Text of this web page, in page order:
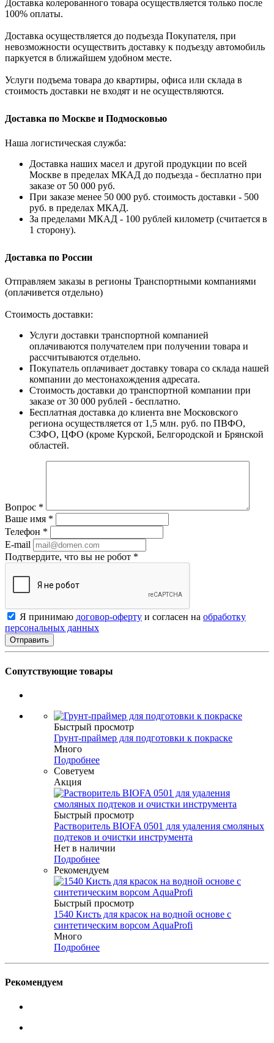
Доставка колерованного товара осуществляется только после
100% оплаты.
Доставка осуществляется до подъезда Покупателя, при
невозможности осуществить доставку к подъезду автомобиль
паркуется в ближайшем удобном месте.
Услуги подъема товара до квартиры, офиса или склада в
стоимость доставки не входят и не осуществляются.
Доставка по Москве и Подмосковью
Наша логистическая служба:
Доставка наших масел и другой продукции по всей
Москве в пределах МКАД до подъезда - бесплатно при
заказе от 50 000 руб.
При заказе менее 50 000 руб. стоимость доставки - 500
руб. в пределах МКАД.
За пределами МКАД - 100 рублей километр (считается в
1 сторону).
Доставка по России
Отправляем заказы в регионы Транспортными компаниями
(оплачивется отдельно)
Стоимость доставки:
Услуги доставки транспортной компанией
оплачиваются получателем при получении товара и
рассчитываются отдельно.
Покупатель оплачивает доставку товара со склада нашей
компании до местонахождения адресата.
Стоимость доставки до транспортной компании при
заказе от 30 000 рублей - бесплатно.
Бесплатная доставка до клиента вне Московского
региона осуществляется от 1,5 млн. руб. по ПВФО,
СЗФО, ЦФО (кроме Курской, Белгородской и Брянской
областей.
Вопрос *
Ваше имя *
Телефон *
E-mail
Подтвердите, что вы не робот *
Я принимаю договор-оферту и согласен на обработку
персональных данных
Сопутствующие товары
Быстрый просмотр
Грунт-праймер для подготовки к покраске
Много
Подробнее
Советуем
Акция
Быстрый просмотр
Растворитель BIOFA 0501 для удаления смоляных
подтеков и очистки инструмента
Нет в наличии
Подробнее
Рекомендуем
Быстрый просмотр
1540 Кисть для красок на водной основе с
синтетическим ворсом AquaProfi
Много
Подробнее
Рекомендуем